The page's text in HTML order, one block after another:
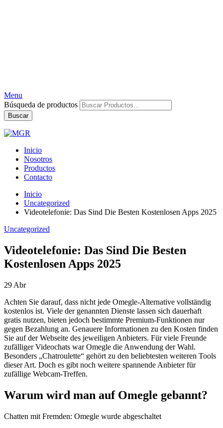
Menu
Búsqueda de productos
Buscar
Inicio
Nosotros
Productos
Contacto
Inicio
Uncategorized
Videotelefonie: Das Sind Die Besten Kostenlosen Apps 2025
Uncategorized
Videotelefonie: Das Sind Die Besten
Kostenlosen Apps 2025
29 Abr
Achten Sie darauf, dass nicht jede Omegle-Alternative vollständig
kostenlos ist. Viele der genannten Dienste lassen sich dauerhaft
gratis nutzen, bieten jedoch bestimmte Premium-Funktionen nur
gegen Bezahlung an. Genauere Informationen zu den Kosten finden
Sie auf der Webseite des jeweiligen Anbieters. Für viele Freunde
zufälliger Videochats war Omegle die Anwendung der Wahl.
Besonders „Chatroulette“ gehört zu den beliebtesten weiteren Tools
dieser Art. Doch es gibt noch weitere spannende Anbieter für
zufällige Webcam-Treffen.
Warum wird man auf Omegle gebannt?
Chatten mit Fremden: Omegle wurde abgeschaltet